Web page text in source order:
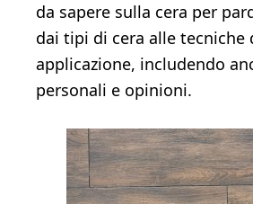
da sapere sulla cera per
dai tipi di cera alle tecniche
applicazione, includendo
personali e opinioni.